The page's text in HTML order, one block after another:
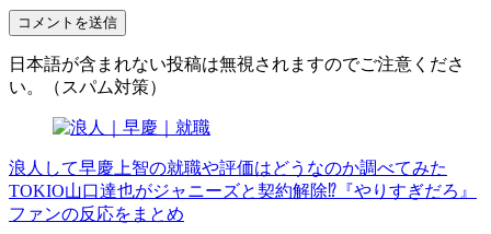
日本語が含まれない投稿は無視されますのでご注意くださ
い。（スパム対策）
浪人して早慶上智の就職や評価はどうなのか調べてみた
TOKIO山口達也がジャニーズと契約解除⁉『やりすぎだろ』
ファンの反応をまとめ